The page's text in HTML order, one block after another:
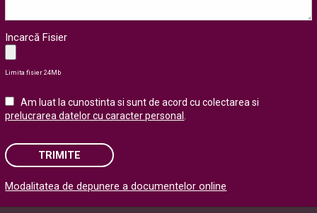
Incarcă Fisier
Limita fisier 24Mb
Am luat la cunostinta si sunt de acord cu colectarea si
prelucrarea datelor cu caracter personal
TRIMITE
Please leave this field empty.
Modalitatea de depunere a documentelor online